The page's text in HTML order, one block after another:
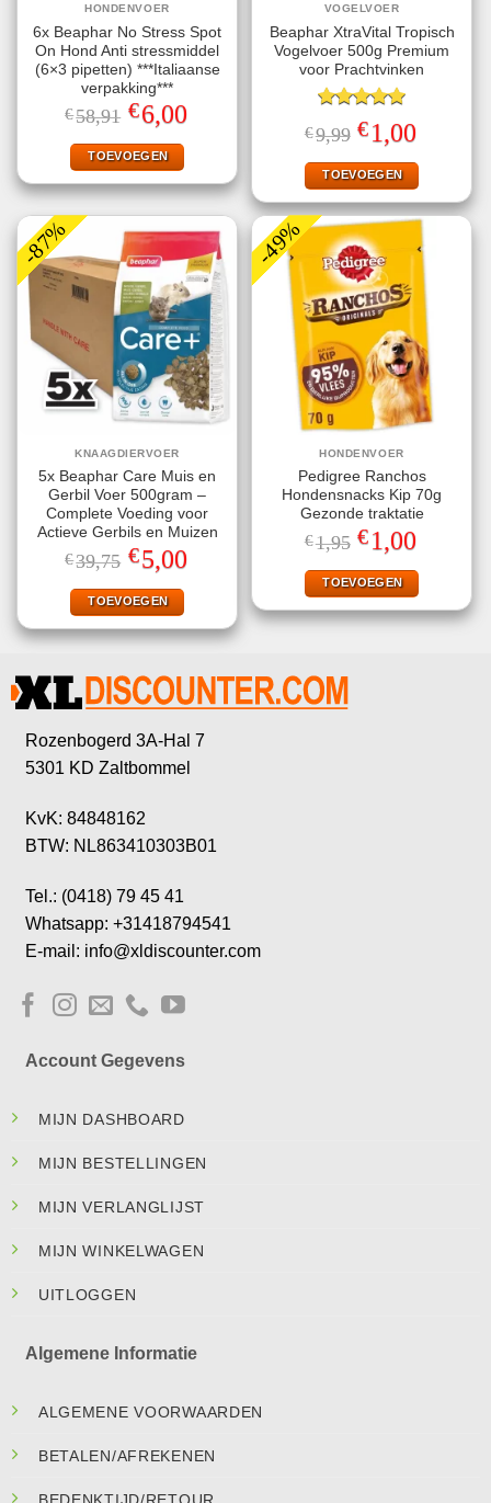
HONDENVOER
6x Beaphar No Stress Spot
On Hond Anti stressmiddel
(6×3 pipetten) ***Italiaanse
verpakking***
€58,91 Oorspronkelijke
prijs
was:
€58,91.
€6,00Huidige
prijs
TOEVOEGEN
VOGELVOER
Beaphar XtraVital Tropisch
Vogelvoer 500g Premium
voor Prachtvinken
Gewaardeerd
5.00uit 5
€9,99 Oorspronkelijke
prijs
was:
€9,99.
€1,00
is:
€1,00.
TOEVOEGEN
-87%
KNAAGDIERVOER
5x Beaphar Care Muis en
Gerbil Voer 500gram –
Complete Voeding voor
Actieve Gerbils en Muizen
€39,75 Oorspronkelijke
prijs
was:
€39,75.
€5,00Huidige
prijs
TOEVOEGEN
-49%
HONDENVOER
Pedigree Ranchos
Hondensnacks Kip 70g
Gezonde traktatie
€1,95 Oorspronkelijke
prijs
was:
€1,95.
€1,00
is:
€1,00.
TOEVOEGEN
Rozenbogerd 3A-Hal 7
5301 KD Zaltbommel
KvK: 84848162
BTW: NL863410303B01
Tel.: (0418) 79 45 41
Whatsapp: +31418794541
E-mail: info@xldiscounter.com
Account Gegevens
MIJN DASHBOARD
MIJN BESTELLINGEN
MIJN VERLANGLIJST
MIJN WINKELWAGEN
UITLOGGEN
Algemene Informatie
ALGEMENE VOORWAARDEN
BETALEN/AFREKENEN
BEDENKTIJD/RETOUR